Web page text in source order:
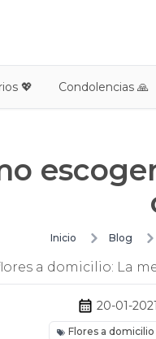
💖 Condolencias 🙏
Inicio Blog
a domicilio: La
20-01-2021
Flores a domicilio